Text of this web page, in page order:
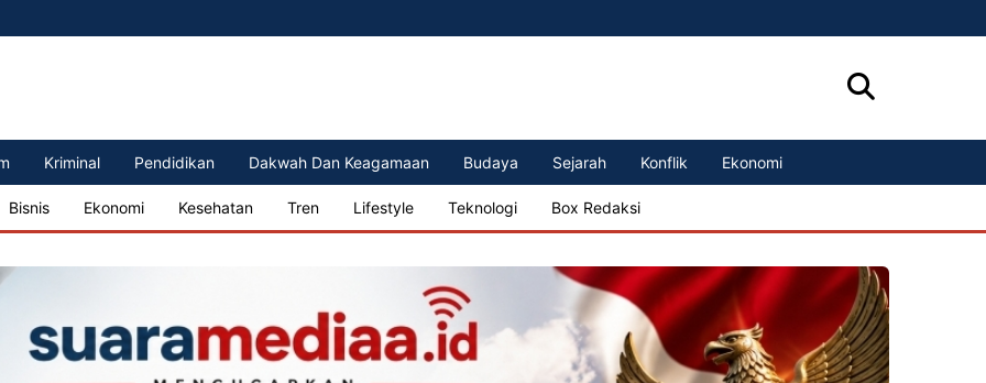
Kriminal Pendidikan Dakwah Dan Keagamaan Budaya Sejarah Konflik Ekonomi
Bisnis Ekonomi Kesehatan Tren Lifestyle Teknologi Box Redaksi